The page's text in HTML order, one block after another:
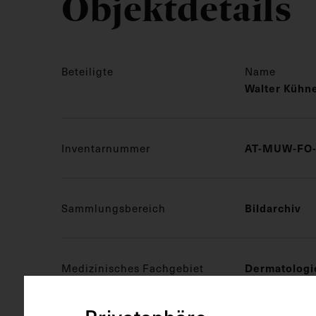
Beteiligte Name
Walter
Inventarnummer AT-MUW-
Sammlungsbereich Bildarchiv
Medizinisches Fachgebiet